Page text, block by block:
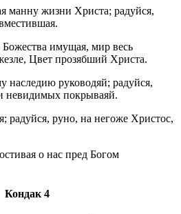
манну жизни Христа; радуйся,
Божества имущая, мир весь
Цвет прозябший Христа.
наследию руководяй; радуйся,
невидимых покрываяй.
радуйся, руно, на негоже Христос,
о нас пред Богом
Кондак 4